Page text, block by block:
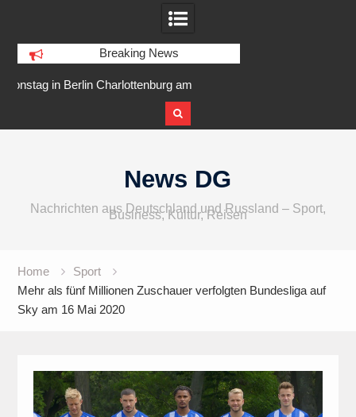
Breaking News
IFA 2026 Audio wird größer,
internationaler und vielfältiger
News DG
Nachrichten aus Deutschland und Russland – Sport,
Business, Kultur, Reisen
Home
Sport
Mehr als fünf Millionen Zuschauer verfolgten Bundesliga auf
Sky am 16 Mai 2020